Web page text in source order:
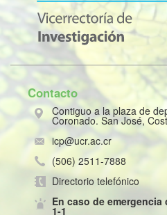
Contacto
Contiguo a la plaza de
Coronado. San José,
icp@ucr.ac.cr
(506) 2511-7888
Directorio telefónico
En caso de
1-1